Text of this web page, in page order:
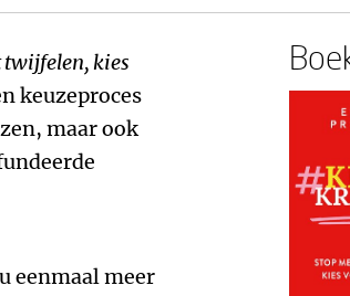
twijfelen, kies
keuzeproces
maar ook
eenmaal meer